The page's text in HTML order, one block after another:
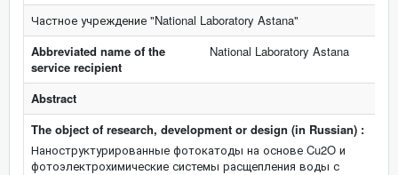
Частное учреждение "National Laboratory Astana"
Abbreviated name of the
service recipient
National Laboratory Astana
Abstract
The object of research, development or design (in Russian) :
Наноструктурированные фотокатоды на основе Cu2O и
фотоэлектрохимические системы расщепления воды с